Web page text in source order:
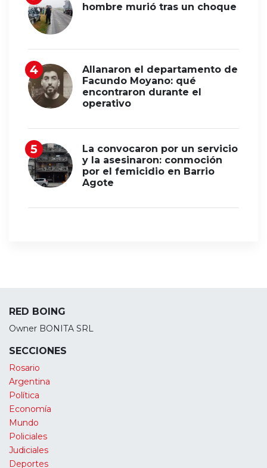
hombre murió tras un choque
Allanaron el departamento de
Facundo Moyano: qué
encontraron durante el
operativo
La convocaron por un servicio
y la asesinaron: conmoción
por el femicidio en Barrio
Agote
RED BOING
Owner BONITA SRL
SECCIONES
Rosario
Argentina
Política
Economía
Mundo
Policiales
Judiciales
Deportes